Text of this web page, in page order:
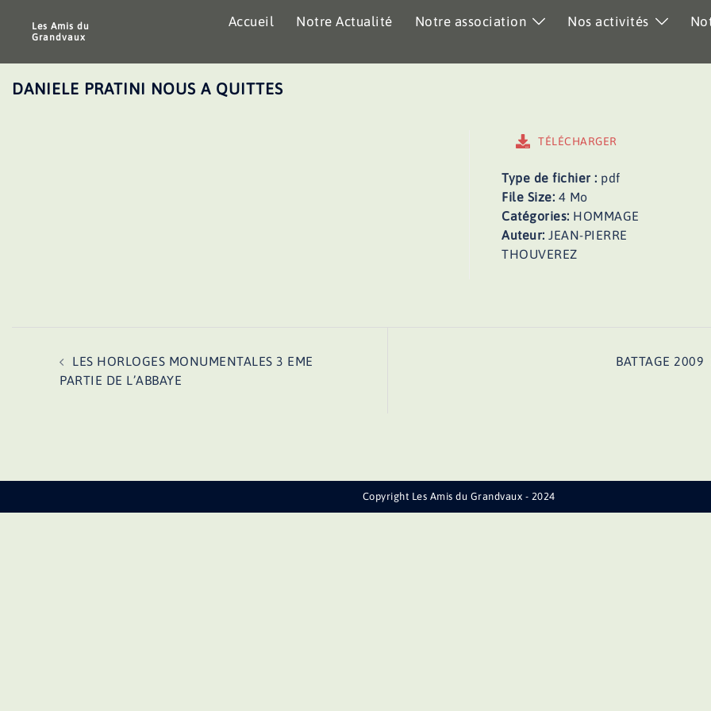
Les Amis du
Grandvaux
Accueil Notre Actualité Notre association Nos activités
DANIELE PRATINI NOUS A QUITTES
TÉLÉCHARGER
Type de fichier : pdf
File Size: 4 Mo
Catégories: HOMMAGE
Auteur:JEAN-PIERRE
THOUVEREZ
d’article
LES HORLOGES MONUMENTALES 3 EME
PARTIE DE L’ABBAYE
BATTAGE 2009
Copyright Les Amis du Grandvaux - 2024